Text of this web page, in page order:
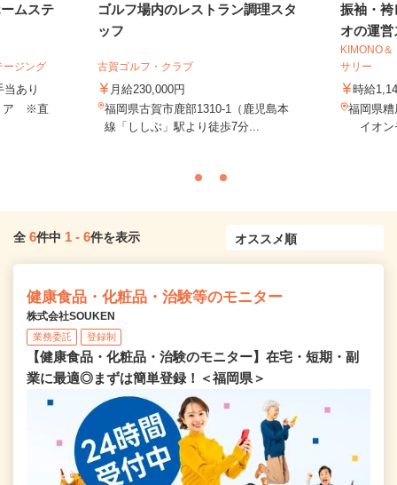
ムステ
ージング
あり
ア ※直
ゴルフ場内のレストラン調理スタ
ッフ
古賀ゴルフ・クラブ
月給230,000円
福岡県古賀市鹿部1310-1（鹿児島本
線「ししぶ」駅より徒歩7分...
振袖・袴
オの運営
KIMONO
サリー
時給
福岡県糟
イオン
全 6件中 1 - 6件を表示
健康食品・化粧品・治験等のモニター
株式会社SOUKEN
業務委託 登録制
【健康食品・化粧品・治験のモニター】在宅・短期・副
業に最適◎まずは簡単登録！＜福岡県＞